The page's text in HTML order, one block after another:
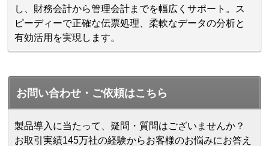
し、財務会計から管理会計までを幅広くサポート。ス
ピーディーで正確な伝票処理、柔軟なデータの分析と
有効活用を実現します。
お問い合わせ・ご依頼はこちら
製品導入に当たって、疑問・質問はございませんか？
お取引実績145万社の経験からお客様のお悩みにお答え